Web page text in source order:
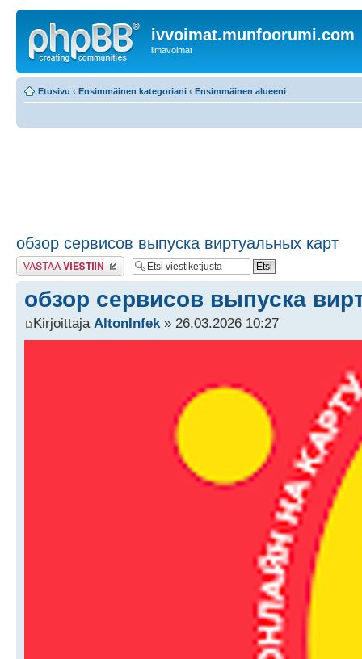
ivvoimat.munfoorumi.com
ilmavoimat
Etusivu ‹ Ensimmäinen kategoriani ‹ Ensimmäinen alueeni
обзор сервисов выпуска виртуальных карт
Lähetä vastaus
обзор сервисов выпуска
Kirjoittaja AltonInfek » 26.03.2026 10:27